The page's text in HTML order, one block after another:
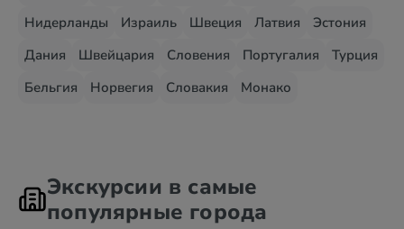
Нидерланды
Израиль Швеция Латвия
Эстония
Дания
Швейцария Словения Португалия
Турция
Бельгия
Норвегия Словакия Монако
Экскурсии в самые
популярные города